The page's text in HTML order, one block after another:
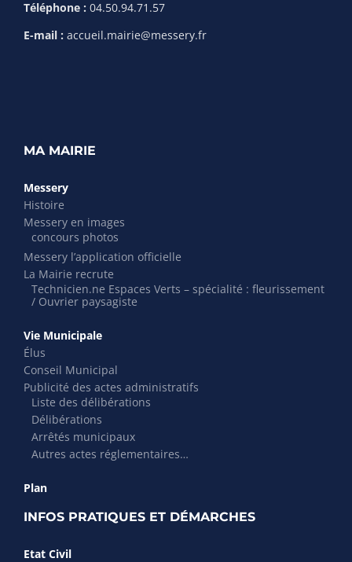
Téléphone : 04.50.94.71.57
E-mail : accueil.mairie@messery.fr
MA MAIRIE
Messery
Histoire
Messery en images
concours photos
Messery l’application officielle
La Mairie recrute
Technicien.ne Espaces Verts – spécialité : fleurissement
/ Ouvrier paysagiste
Vie Municipale
Élus
Conseil Municipal
Publicité des actes administratifs
Liste des délibérations
Délibérations
Arrêtés municipaux
Autres actes réglementaires…
Plan
INFOS PRATIQUES ET DÉMARCHES
Etat Civil